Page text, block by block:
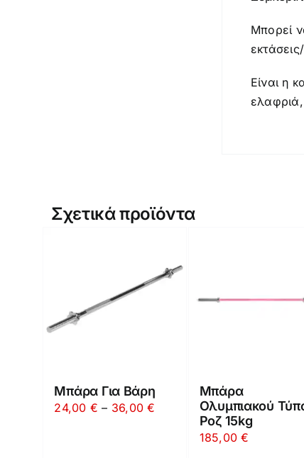
Μπορεί
Είναι η
Σχετικά προϊόντα
Μπάρα Για Βάρη
24,00 € – 36,00€
Μπάρα
Ολυμπιακού
Ροζ 15kg
185,00€